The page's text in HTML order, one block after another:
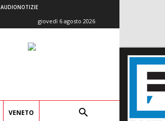
AUDIONOTIZIE
giovedì 6 agosto 2026
VENETO